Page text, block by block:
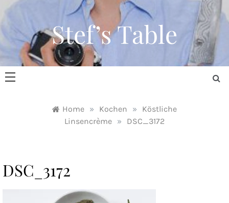
Skip
content
Stef’s Table
Home » Kochen »
Köstliche
Linsencrème » DSC_3172
DSC_3172